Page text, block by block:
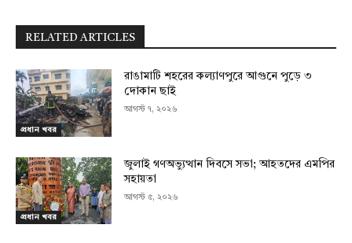
RELATED ARTICLES
প্রধান খবর
রাঙামাটি শহরের কল্যাণপুরে আগুনে পুড়ে ৩
দোকান ছাই
আগস্ট ৭, ২০২৬
প্রধান খবর
জুলাই গণঅভ্যুত্থান দিবসে সভা; আহতদের এমপির
সহায়তা
আগস্ট ৫, ২০২৬